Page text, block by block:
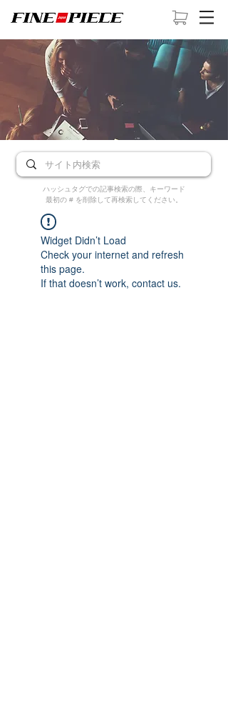
ハッシュタグでの記事検索の際、キーワード
最初の # を削除して再検索してください。
Widget Didn’t Load
Check your internet and refresh
this page.
If that doesn’t work, contact us.